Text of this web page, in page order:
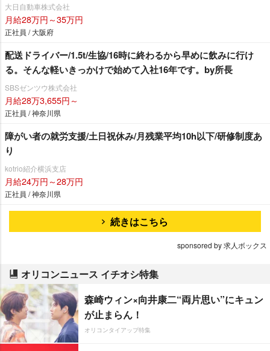
大日自動車株式会社
月給28万円～35万円
正社員 / 大阪府
配送ドライバー/1.5t/生協/16時に終わるから早めに飲みに行け
る。そんな軽いきっかけで始めて入社16年です。by所長
SBSゼンツウ株式会社
月給28万3,655円～
正社員 / 神奈川県
障がい者の就労支援/土日祝休み/月残業平均10h以下/研修制度あ
り
kotrio紹介横浜支店
月給24万円～28万円
正社員 / 神奈川県
続きはこちら
sponsored by 求人ボックス
オリコンニュース イチオシ特集
森崎ウィン×向井康二“両片思い”にキュン
が止まらん！
オリコンタイアップ特集